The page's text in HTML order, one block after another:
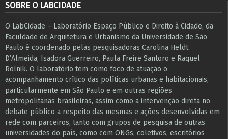
SOBRE O LABCIDADE
O LabCidade – Laboratório Espaço Público e Direito à Cidade, da
Faculdade de Arquitetura e Urbanismo da Universidade de São
Paulo é coordenado pelas pesquisadoras Carolina Heldt
D’Almeida, Isadora Guerreiro, Paula Freire Santoro e Raquel
Rolnik. O laboratório tem como foco de atuação o
acompanhamento crítico das políticas urbanas e habitacionais,
particularmente em São Paulo e ​em outras regiões
metropolitanas brasileiras, assim como a intervenção direta no
debate público a respeito das mesmas e ações desenvolvidas em
r​e​de com parceiros, tanto com grupos de pesquisa ​de outras
universidades do país, como com ONGs, coletivos, escritórios